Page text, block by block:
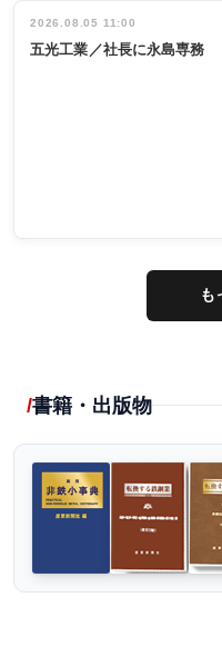
インタビュ
ー／社内ア
祝う 業界関
係者ら220人
出席
2026.08.05 11:00
五光工業／社長に永島専務
も
書籍・出版物